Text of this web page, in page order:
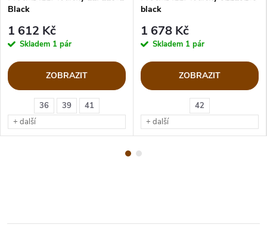
36 39
41
+ další
Black
1 612 Kč
Skladem 1 pár
ZOBRAZIT
42
+ další
black
1 678 Kč
Skladem 1 pár
ZOBRAZIT